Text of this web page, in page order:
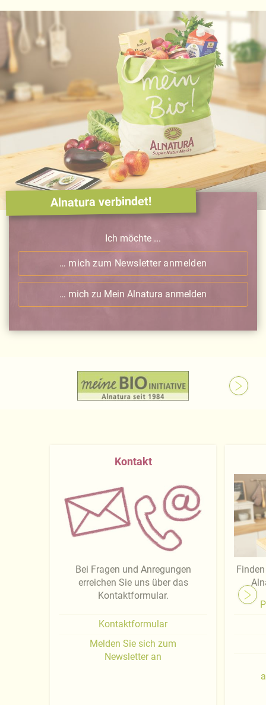
Alnatura verbindet!
Ich möchte ...
… mich zum Newsletter anmelden
… mich zu Mein Alnatura anmelden
Kontakt
Bei Fragen und Anregungen
erreichen Sie uns über das
Kontaktformular.
Kontaktformular
Melden Sie sich zum
Newsletter an